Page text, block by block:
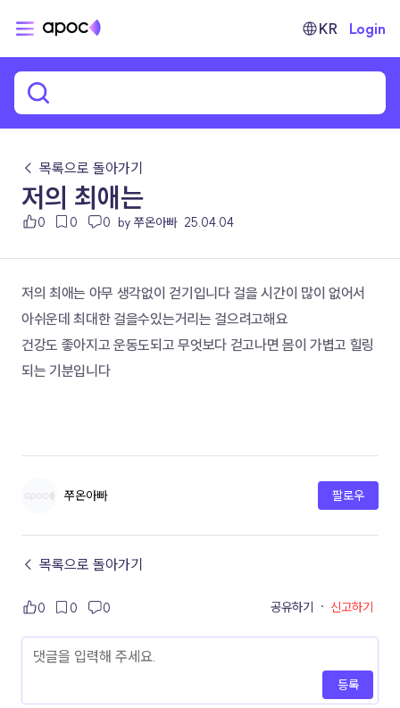
KR Login
← 목록으로 돌아가기
저의 최애는
0 0 0 by 쭈온아빠 25.04.04
저의 최애는 아무 생각없이 걷기입니다 걸을 시간이 많이 없어서
아쉬운데 최대한 걸을수있는거리는 걸으려고해요
건강도 좋아지고 운동도되고 무엇보다 걷고나면 몸이 가볍고 힐링
되는 기분입니다
쭈온아빠 팔로우
← 목록으로 돌아가기
0 0 0 공유하기 · 신고하기
등록